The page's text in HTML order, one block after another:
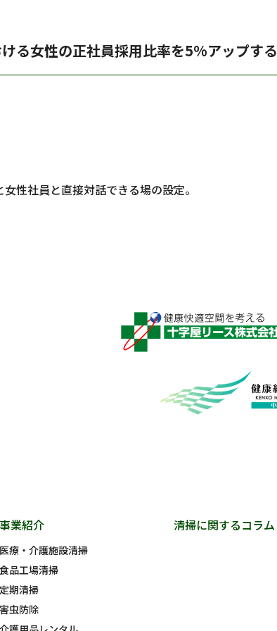
る女性の正社員採用比率を5%アップする
性社員と直接対話できる場の設定。
事業紹介
医療・介護施設清掃
食品工場清掃
定期清掃
害虫防除
清掃に関するコラム